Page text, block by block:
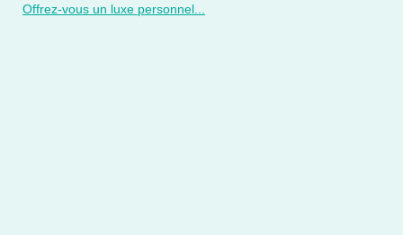
Offrez-vous un luxe personnel...